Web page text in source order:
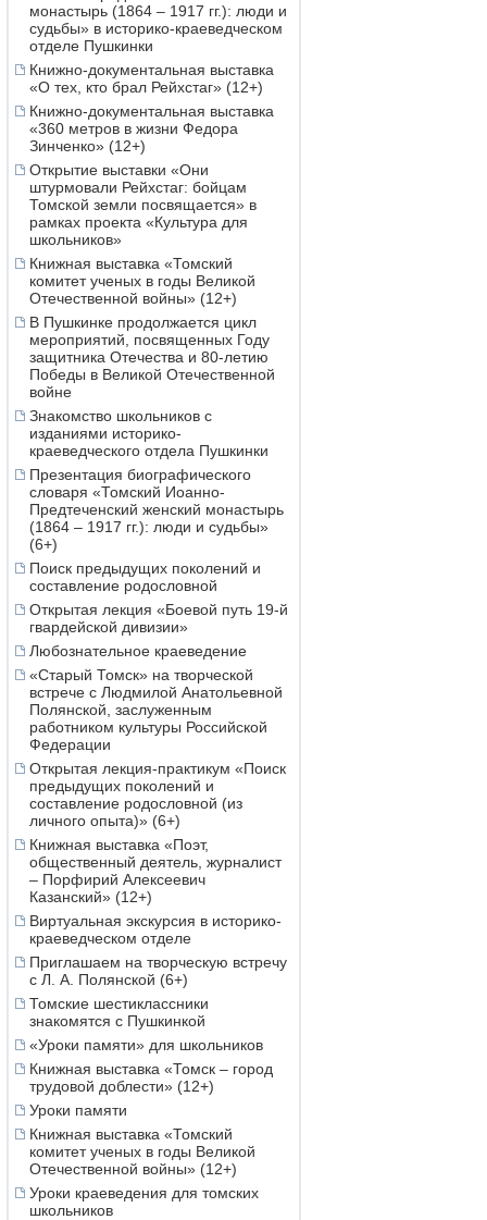
монастырь (1864 – 1917 гг.): люди и
судьбы» в историко-краеведческом
отделе Пушкинки
Книжно-документальная выставка
«О тех, кто брал Рейхстаг» (12+)
Книжно-документальная выставка
«360 метров в жизни Федора
Зинченко» (12+)
Открытие выставки «Они
штурмовали Рейхстаг: бойцам
Томской земли посвящается» в
рамках проекта «Культура для
школьников»
Книжная выставка «Томский
комитет ученых в годы Великой
Отечественной войны» (12+)
В Пушкинке продолжается цикл
мероприятий, посвященных Году
защитника Отечества и 80-летию
Победы в Великой Отечественной
войне
Знакомство школьников с
изданиями историко-
краеведческого отдела Пушкинки
Презентация биографического
словаря «Томский Иоанно-
Предтеченский женский монастырь
(1864 – 1917 гг.): люди и судьбы»
(6+)
Поиск предыдущих поколений и
составление родословной
Открытая лекция «Боевой путь 19-й
гвардейской дивизии»
Любознательное краеведение
«Старый Томск» на творческой
встрече с Людмилой Анатольевной
Полянской, заслуженным
работником культуры Российской
Федерации
Открытая лекция-практикум «Поиск
предыдущих поколений и
составление родословной (из
личного опыта)» (6+)
Книжная выставка «Поэт,
общественный деятель, журналист
– Порфирий Алексеевич
Казанский» (12+)
Виртуальная экскурсия в историко-
краеведческом отделе
Приглашаем на творческую встречу
с Л. А. Полянской (6+)
Томские шестиклассники
знакомятся с Пушкинкой
«Уроки памяти» для школьников
Книжная выставка «Томск – город
трудовой доблести» (12+)
Уроки памяти
Книжная выставка «Томский
комитет ученых в годы Великой
Отечественной войны» (12+)
Уроки краеведения для томских
школьников